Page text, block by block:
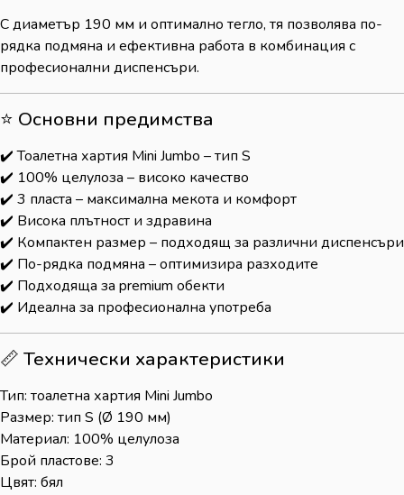
С диаметър 190 мм и оптимално тегло, тя позволява по-
рядка подмяна и ефективна работа в комбинация с
професионални диспенсъри.
⭐ Основни предимства
✔️ Тоалетна хартия Mini Jumbo – тип S
✔️ 100% целулоза – високо качество
✔️ 3 пласта – максимална мекота и комфорт
✔️ Висока плътност и здравина
✔️ Компактен размер – подходящ за различни диспенсъри
✔️ По-рядка подмяна – оптимизира разходите
✔️ Подходяща за premium обекти
✔️ Идеална за професионална употреба
📏 Технически характеристики
Тип: тоалетна хартия Mini Jumbo
Размер: тип S (Ø 190 мм)
Материал: 100% целулоза
Брой пластове: 3
Цвят: бял